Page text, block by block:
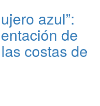
azul”:
de
costas de